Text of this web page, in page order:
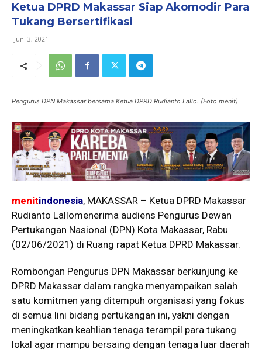
Ketua DPRD Makassar Siap Akomodir Para
Tukang Bersertifikasi
Juni 3, 2021
Pengurus DPN Makassar bersama Ketua DPRD Rudianto Lallo. (Foto menit)
menitindonesia, MAKASSAR – Ketua DPRD Makassar
Rudianto Lallomenerima audiens Pengurus Dewan
Pertukangan Nasional (DPN) Kota Makassar, Rabu
(02/06/2021) di Ruang rapat Ketua DPRD Makassar.
Rombongan Pengurus DPN Makassar berkunjung ke
DPRD Makassar dalam rangka menyampaikan salah
satu komitmen yang ditempuh organisasi yang fokus
di semua lini bidang pertukangan ini, yakni dengan
meningkatkan keahlian tenaga terampil para tukang
lokal agar mampu bersaing dengan tenaga luar daerah